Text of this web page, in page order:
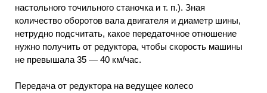
настольного точильного станочка и т. п.). Зная
количество оборотов вала двигателя и диаметр шины,
нетрудно подсчитать, какое передаточное отношение
нужно получить от редуктора, чтобы скорость машины
не превышала 35 — 40 км/час.
Передача от редуктора на ведущее колесо